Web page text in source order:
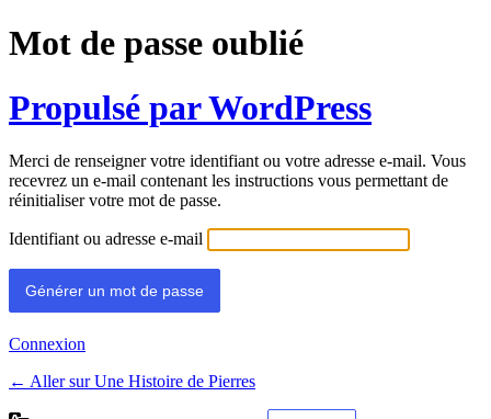
Mot de passe oublié
Propulsé par WordPress
Merci de renseigner votre identifiant ou votre adresse e-mail. Vous
recevrez un e-mail contenant les instructions vous permettant de
réinitialiser votre mot de passe.
Identifiant ou adresse e-mail
Connexion
← Aller sur Une Histoire de Pierres